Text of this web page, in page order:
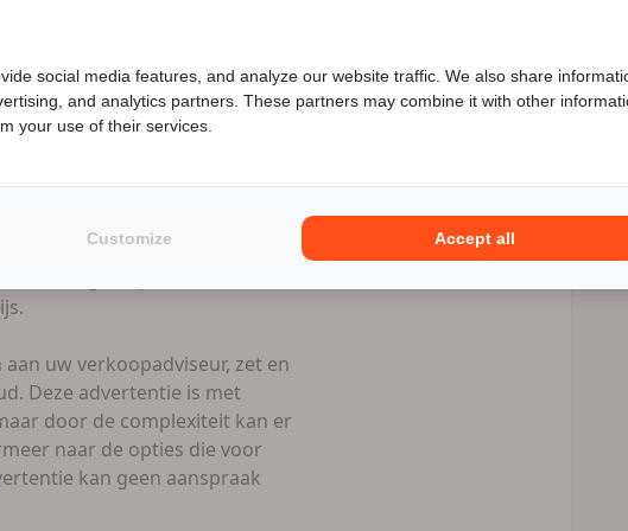
en enorme ruime
voor zowel prive als
op Numotorrijden.nl
uw verkoopadviseur, zet en
Deze advertentie is met
door de complexiteit kan er
naar de opties die voor
kan geen aanspraak
Benieuwd naar de speciale Motor2go prijs? Bel 06 58906447
social media features, and analyze our website traffic. We also share
and analytics partners. These partners may combine it with other
your use of their services.
Customize Accept all